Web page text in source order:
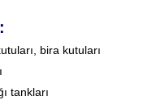
bira kutuları
tankları